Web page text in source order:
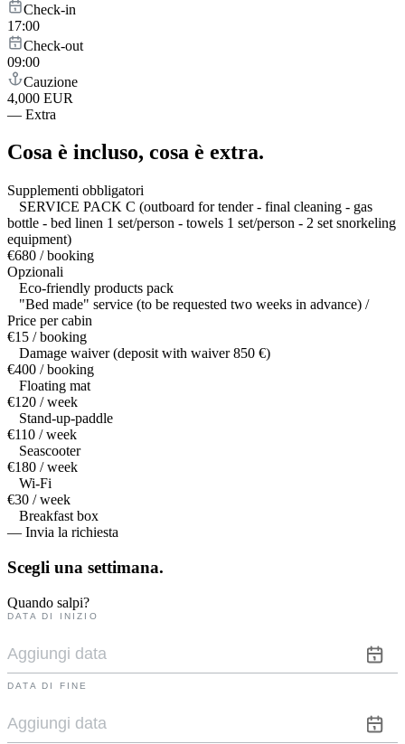
Check-in
17:00
Check-out
09:00
Cauzione
4,000 EUR
— Extra
Cosa è incluso, cosa è extra.
Supplementi obbligatori
SERVICE PACK C (outboard for tender - final cleaning - gas
bottle - bed linen 1 set/person - towels 1 set/person - 2 set snorkeling
equipment)
€680 / booking
Opzionali
Eco-friendly products pack
"Bed made" service (to be requested two weeks in advance) /
Price per cabin
€15 / booking
Damage waiver (deposit with waiver 850 €)
€400 / booking
Floating mat
€120 / week
Stand-up-paddle
€110 / week
Seascooter
€180 / week
Wi-Fi
€30 / week
Breakfast box
— Invia la richiesta
Scegli una settimana.
Quando salpi?
DATA DI INIZIO
DATA DI FINE